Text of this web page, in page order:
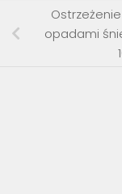
opadami